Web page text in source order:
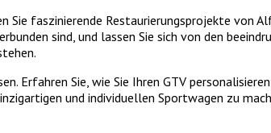
Sie faszinierende Restaurierungsprojekte von
sind, und lassen Sie sich von den
Sie, wie Sie Ihren GTV
und individuellen Sportwagen zu